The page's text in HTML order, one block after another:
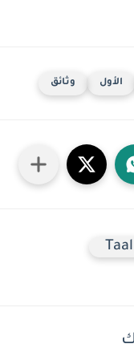
الأول وثائق